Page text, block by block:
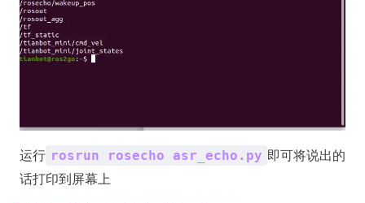
运行 rosrun rosecho asr_echo.py 即可将说出的
话打印到屏幕上